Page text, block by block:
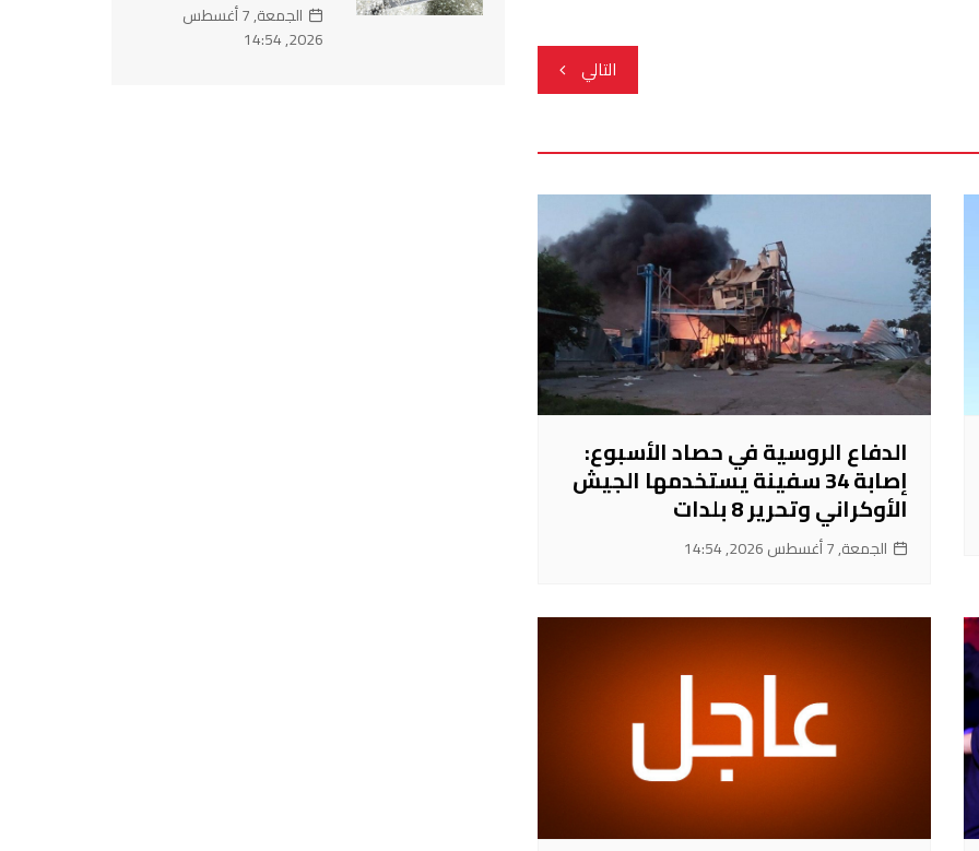
التالي
الدفاع الروسية في حصاد الأسبوع:
إصابة 34 سفينة يستخدمها الجيش
الأوكراني وتحرير 8 بلدات
الجمعة, 7 أغسطس 2026, 14:54
الجمعة, 7 أغسطس
2026, 14:54